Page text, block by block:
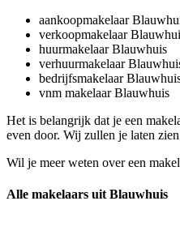
aankoopmakelaar
verkoopmakelaar
huurmakelaar Blauwhuis
verhuurmakelaar
bedrijfsmakelaar
vnm makelaar Blauwhuis
Het is belangrijk dat je een
even door. Wij zullen je laten
Wil je meer weten over een
Alle makelaars uit Blauwhuis